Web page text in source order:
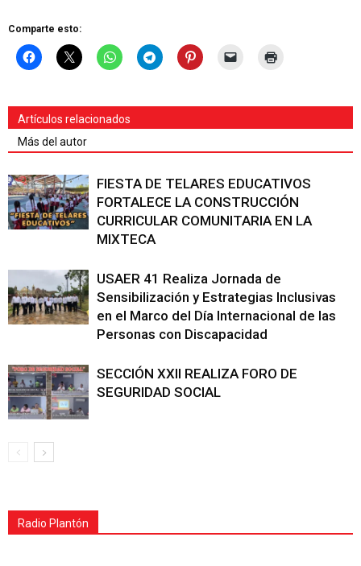
Comparte esto:
Artículos relacionados
Más del autor
FIESTA DE TELARES EDUCATIVOS
FORTALECE LA CONSTRUCCIÓN
CURRICULAR COMUNITARIA EN LA
MIXTECA
USAER 41 Realiza Jornada de
Sensibilización y Estrategias Inclusivas
en el Marco del Día Internacional de las
Personas con Discapacidad
SECCIÓN XXII REALIZA FORO DE
SEGURIDAD SOCIAL
Radio Plantón